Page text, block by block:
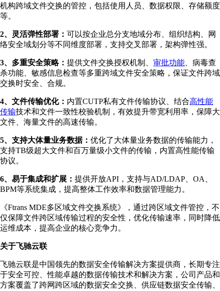
机构跨域文件交换的管控，包括使用人员、数据权限、存储额度
等。
2、灵活弹性部署： 可以按企业总分支地域分布、组织结构、网
络安全域划分等不同维度部署，支持交叉部署，架构弹性强。
3、多重安全策略： 提供文件交换授权机制、 审批功能 、病毒查
杀功能、敏感信息检查等多重跨域文件安全策略，保证文件跨域
交换时安全、合规。
4、文件传输优化： 内置CUTP私有文件传输协议、结合高性能
传输技术和文件一致性校验机制，有效提升带宽利用率，保障大
文件、海量文件的高速传输。
5、支持大体量业务数据： 优化了大体量业务数据的传输能力，
支持TB级超大文件和百万量级小文件的传输，内置高性能传输
协议。
6、易于集成和扩展： 提供开放API，支持与AD/LDAP、OA、
BPM等系统集成，提高整体工作效率和数据管理能力。
《Ftrans MDE多区域文件交换系统》，通过跨区域文件管控，不
仅保障文件跨区域传输过程的安全性，优化传输速率，同时降低
运维成本，提高企业的核心竞争力。
关于飞驰云联
飞驰云联是中国领先的数据安全传输解决方案提供商，长期专注
于安全可控、性能卓越的数据传输技术和解决方案，公司产品和
方案覆盖了跨网跨区域的数据安全交换、供应链数据安全传输、